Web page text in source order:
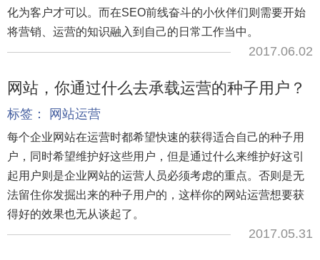
化为客户才可以。而在SEO前线奋斗的小伙伴们则需要开始
将营销、运营的知识融入到自己的日常工作当中。
2017.06.02
网站，你通过什么去承载运营的种子用户？
标签： 网站运营
每个企业网站在运营时都希望快速的获得适合自己的种子用
户，同时希望维护好这些用户，但是通过什么来维护好这引
起用户则是企业网站的运营人员必须考虑的重点。否则是无
法留住你发掘出来的种子用户的，这样你的网站运营想要获
得好的效果也无从谈起了。
2017.05.31